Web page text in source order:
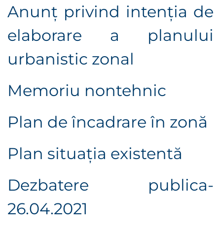
Anunţ privind intenţia de
elaborare a planului
urbanistic zonal
Memoriu nontehnic
Plan de încadrare în zonă
Plan situaţia existentă
Dezbatere publica-
26.04.2021